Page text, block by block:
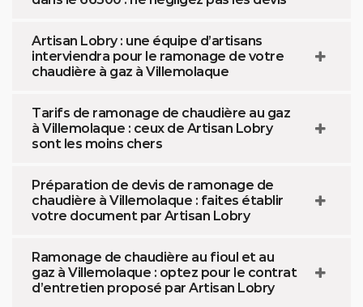
Artisan Lobry : une équipe d’artisans
interviendra pour le ramonage de votre
chaudière à gaz à Villemolaque
Tarifs de ramonage de chaudière au gaz
à Villemolaque : ceux de Artisan Lobry
sont les moins chers
Préparation de devis de ramonage de
chaudière à Villemolaque : faites établir
votre document par Artisan Lobry
Ramonage de chaudière au fioul et au
gaz à Villemolaque : optez pour le contrat
d’entretien proposé par Artisan Lobry